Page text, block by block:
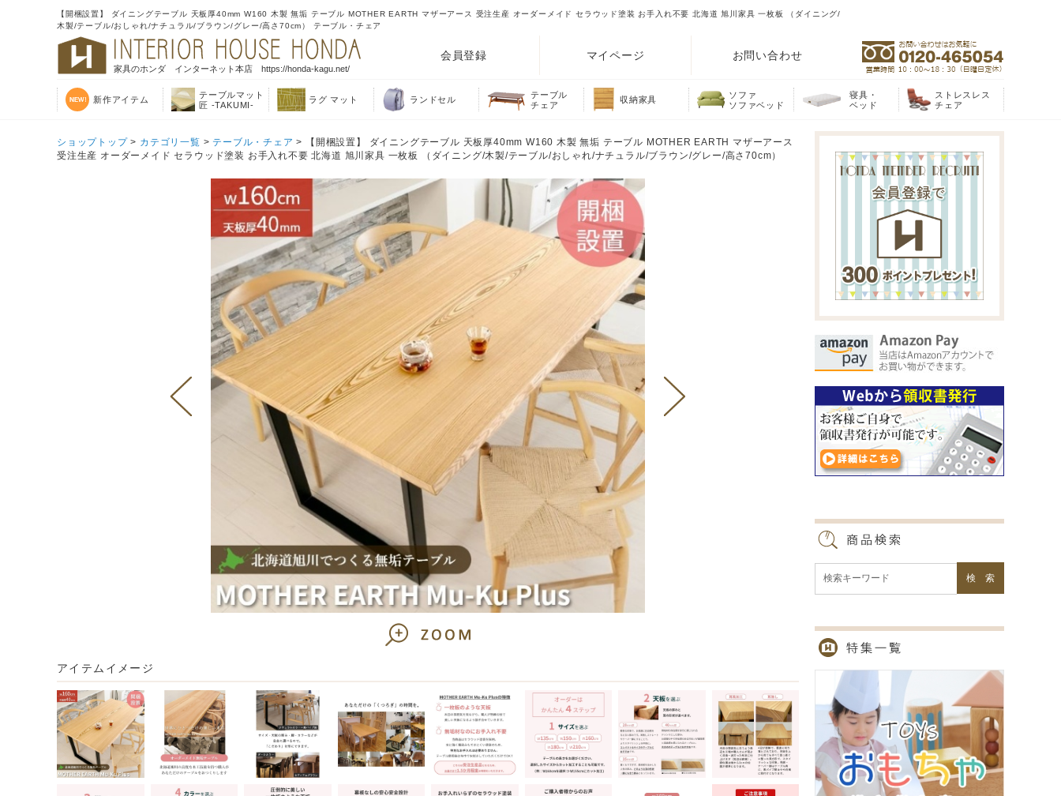
【開梱設置】 ダイニングテーブル 天板厚40mm W160 木製 無垢 テーブル MOTHER EARTH マザーアース 受注生産 オーダーメイド セラウッド塗装 お手入れ不要 北海道 旭川家具 一枚板 （ダイニング/
木製/テーブル/おしゃれ/ナチュラル/ブラウン/グレー/高さ70cm） テーブル・チェア
家具のホンダ インターネット本店 https://honda-kagu.net/
会員登録 マイページ お問い合わせ
新作アイテム
テーブルマット
匠 -TAKUMI-
ラグ マット ランドセル
テーブル
チェア
収納家具
ソファ
ソファベッド
寝具・
ベッド
ストレスレス
チェア
ショップトップ> カテゴリ一覧 > テーブル・チェア > 【開梱設置】 ダイニングテーブル 天板厚40mm W160 木製 無垢 テーブル MOTHER EARTH マザーアース
受注生産 オーダーメイド セラウッド塗装 お手入れ不要 北海道 旭川家具 一枚板 （ダイニング/木製/テーブル/おしゃれ/ナチュラル/ブラウン/グレー/高さ70cm）
アイテムイメージ